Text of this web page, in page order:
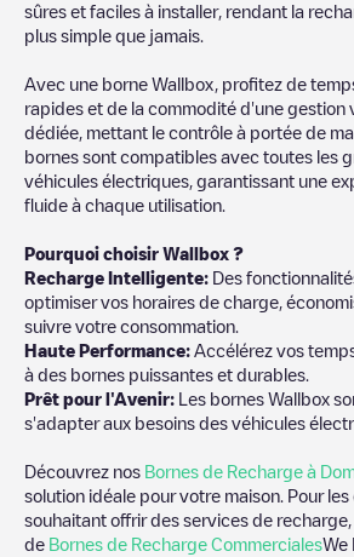
sûres et faciles à installer, rendant la
plus simple que jamais.
Avec une borne Wallbox, profitez de
rapides et de la commodité d'une gestion
dédiée, mettant le contrôle à portée de
bornes sont compatibles avec toutes les
véhicules électriques, garantissant une
fluide à chaque utilisation.
Pourquoi choisir Wallbox ?
Recharge Intelligente: Des
optimiser vos horaires de charge,
suivre votre consommation.
Haute Performance: Accélérez vos
à des bornes puissantes et durables.
Prêt pour l'Avenir: Les bornes Wallbox
s'adapter aux besoins des véhicules
Découvrez nos Bornes de Recharge à
solution idéale pour votre maison. Pour
souhaitant offrir des services de
de Bornes de Recharge CommercialesWe